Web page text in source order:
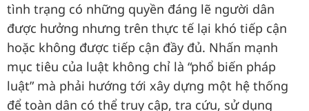
tình trạng có những quyền đáng lẽ người dân
được hưởng nhưng trên thực tế lại khó tiếp cận
hoặc không được tiếp cận đầy đủ. Nhấn mạnh
mục tiêu của luật không chỉ là “phổ biến pháp
luật” mà phải hướng tới xây dựng một hệ thống
để toàn dân có thể truy cập, tra cứu, sử dụng